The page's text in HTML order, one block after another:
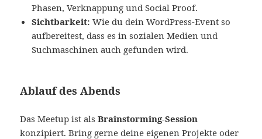
Phasen, Verknappung und Social Proof.
Sichtbarkeit: Wie du dein WordPress-Event so
aufbereitest, dass es in sozialen Medien und
Suchmaschinen auch gefunden wird.
Ablauf des Abends
Das Meetup ist alsBrainstorming-Session
konzipiert. Bring gerne deine eigenen Projekte oder